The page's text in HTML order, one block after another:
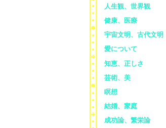
人生観、世界観
健康、医療
宇宙文明、古代文明
愛について
知恵、正しさ
芸術、美
瞑想
結婚、家庭
成功論、繁栄論